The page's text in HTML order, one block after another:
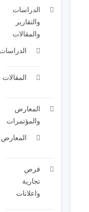
الدراسات
والتقارير
والمقالات
الدراسات
المقالات
المعارض
والمؤتمرات
المعارض
فرص
تجارية
واعلانات